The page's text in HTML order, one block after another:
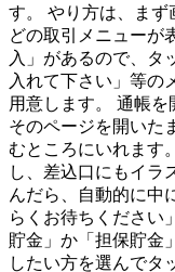
す。 やり方は、ま
どの取引メニューが
入」があるので、タ
入れて下さい」等の
用意します。 通帳を
そのページを開いた
むところにいれます
し、差込口にもイラ
んだら、自動的に中
らくお待ちください
貯金」か「担保貯金
したい方を選んでタ